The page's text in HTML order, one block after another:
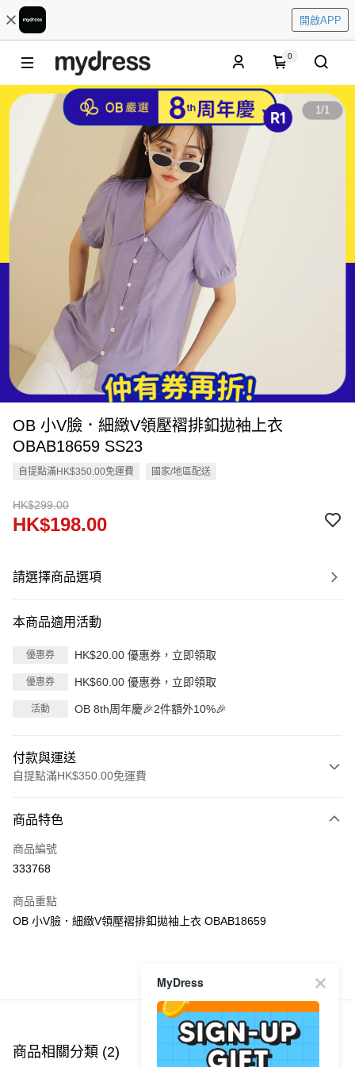
開啟APP
0
1/1
OB 小V臉．細緻V領壓褶排釦拋袖上衣
OBAB18659 SS23
自提點滿HK$350.00免運費 國家/地區配送
HK$299.00
HK$198.00
請選擇商品選項
本商品適用活動
優惠券 HK$20.00 優惠券，立即領取
優惠券 HK$60.00 優惠券，立即領取
活動 OB 8th周年慶🎉2件額外10%🎉
付款與運送
自提點滿HK$350.00免運費
信用卡
Apple Pay
PayMe
每筆HK$40.00，滿HK$350.00或以上免運費
付款後順豐站及營業點
商品特色
商品編號
333768
商品重點
OB 小V臉．細緻V領壓褶排釦拋袖上衣 OBAB18659
商品推薦
商品相關分類 (2)
MyDress